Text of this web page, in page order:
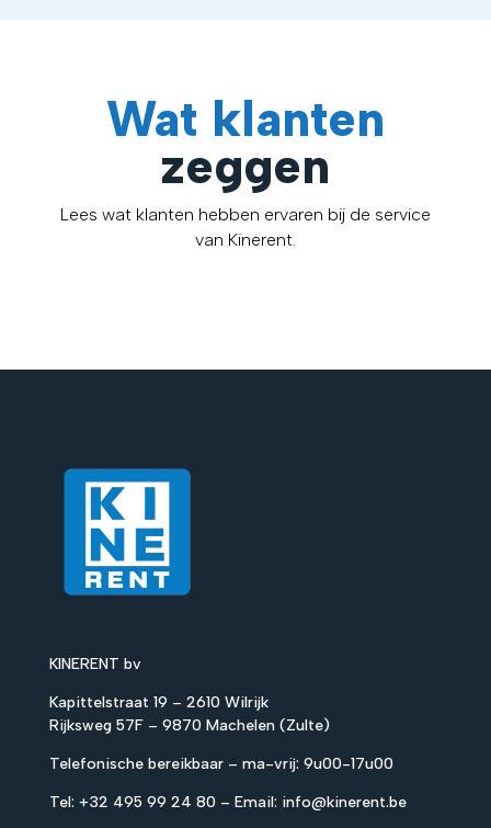
Wat klanten
zeggen
Lees wat klanten hebben ervaren bij de service
van Kinerent.
KINERENT bv
Kapittelstraat 19 – 2610 Wilrijk
Rijksweg 57F – 9870 Machelen (Zulte)
Telefonische bereikbaar – ma-vrij: 9u00-17u00
Tel: +32 495 99 24 80 – Email: info@kinerent.be